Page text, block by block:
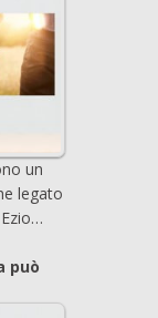
un
legato
può